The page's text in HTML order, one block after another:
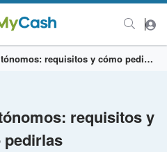
Hipotecas para autónomos: requisitos y cómo pedirlas
requisitos y
pedirlas